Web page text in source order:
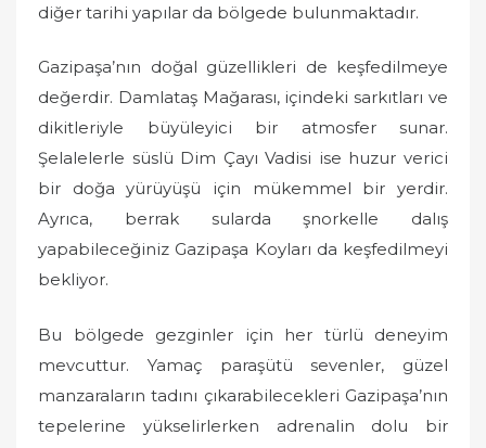
diğer tarihi yapılar da bölgede bulunmaktadır.
Gazipaşa’nın doğal güzellikleri de keşfedilmeye
değerdir. Damlataş Mağarası, içindeki sarkıtları ve
dikitleriyle büyüleyici bir atmosfer sunar.
Şelalelerle süslü Dim Çayı Vadisi ise huzur verici
bir doğa yürüyüşü için mükemmel bir yerdir.
Ayrıca, berrak sularda şnorkelle dalış
yapabileceğiniz Gazipaşa Koyları da keşfedilmeyi
bekliyor.
Bu bölgede gezginler için her türlü deneyim
mevcuttur. Yamaç paraşütü sevenler, güzel
manzaraların tadını çıkarabilecekleri Gazipaşa’nın
tepelerine yükselirlerken adrenalin dolu bir